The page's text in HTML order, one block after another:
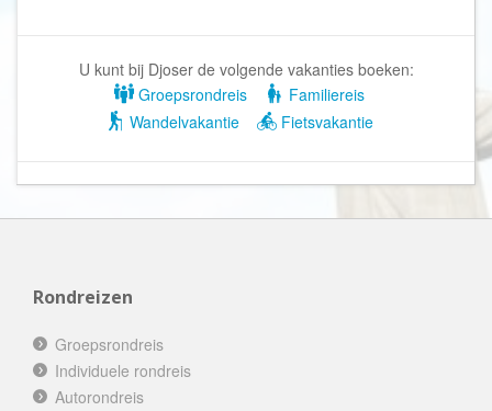
U kunt bij Djoser de volgende vakanties boeken:
Groepsrondreis
Familiereis
Wandelvakantie
Fietsvakantie
Rondreizen
Groepsrondreis
Individuele rondreis
Autorondreis